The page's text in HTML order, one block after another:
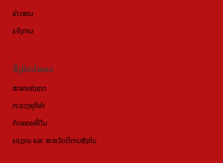
ຂ່າວສານ
ແຈ້ງການ
ລີ້ງມີປະໂຫຍດ
ສະພາແຫ່ງຊາດ
ກະຊວງຍຸຕິທຳ
ກົດໝາຍທີ່ດີນ
ແຮງງານ ແລະ ສະຫວັດດີການສັງຄົມ